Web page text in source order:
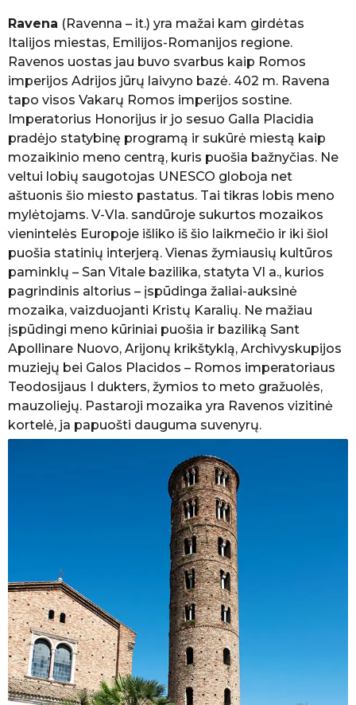
Ravena (Ravenna – it.) yra mažai kam girdėtas
Italijos miestas, Emilijos-Romanijos regione.
Ravenos uostas jau buvo svarbus kaip Romos
imperijos Adrijos jūrų laivyno bazė. 402 m. Ravena
tapo visos Vakarų Romos imperijos sostine.
Imperatorius Honorijus ir jo sesuo Galla Placidia
pradėjo statybinę programą ir sukūrė miestą kaip
mozaikinio meno centrą, kuris puošia bažnyčias. Ne
veltui lobių saugotojas UNESCO globoja net
aštuonis šio miesto pastatus. Tai tikras lobis meno
mylėtojams. V-VIa. sandūroje sukurtos mozaikos
vienintelės Europoje išliko iš šio laikmečio ir iki šiol
puošia statinių interjerą. Vienas žymiausių kultūros
paminklų – San Vitale bazilika, statyta VI a., kurios
pagrindinis altorius – įspūdinga žaliai-auksinė
mozaika, vaizduojanti Kristų Karalių. Ne mažiau
įspūdingi meno kūriniai puošia ir baziliką Sant
Apollinare Nuovo, Arijonų krikštyklą, Archivyskupijos
muziejų bei Galos Placidos – Romos imperatoriaus
Teodosijaus I dukters, žymios to meto gražuolės,
mauzoliejų. Pastaroji mozaika yra Ravenos vizitinė
kortelė, ja papuošti dauguma suvenyrų.